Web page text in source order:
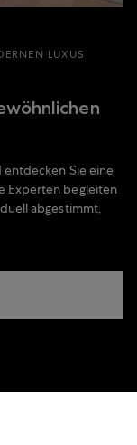
LUXUS
entdecken Sie eine
Experten begleiten
abgestimmt,